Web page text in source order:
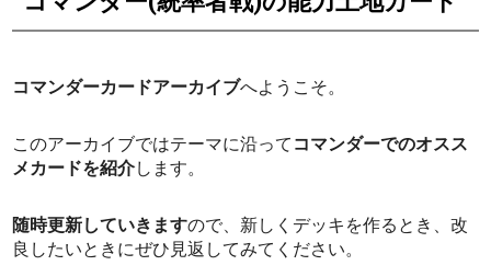
コマンダーカードアーカイブへようこそ。
このアーカイブではテーマに沿って コマンダーでのオスス
メカードを紹介します。
随時更新していきますので、新しくデッキを作るとき、改
良したいときにぜひ見返してみてください。